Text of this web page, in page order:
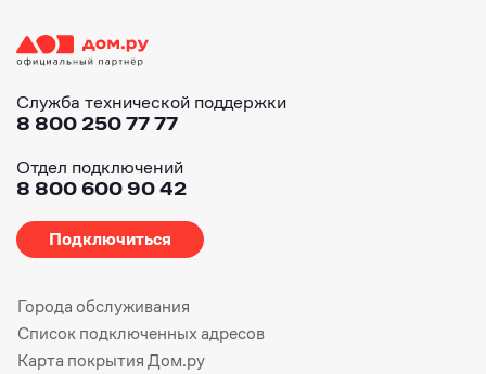
Служба технической поддержки
8 800 250 77 77
Отдел подключений
8 800 600 90 42
Подключиться
Города обслуживания
Список подключенных адресов
Карта покрытия Дом.ру